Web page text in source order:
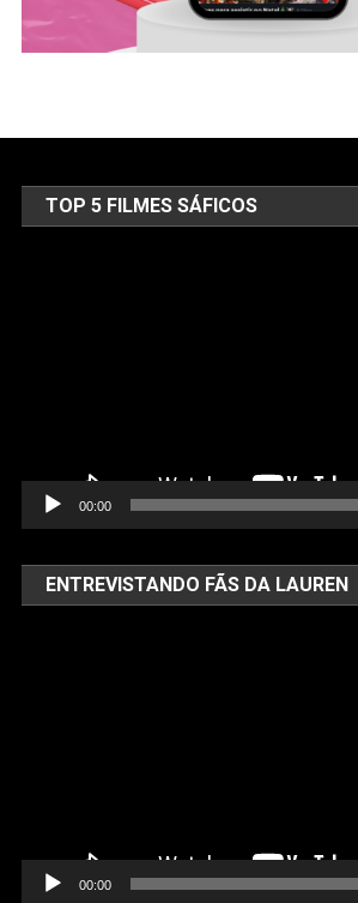
TOP 5 FILMES SÁFICOS
00:00
ENTREVISTANDO FÃS DA LAUREN
00:00